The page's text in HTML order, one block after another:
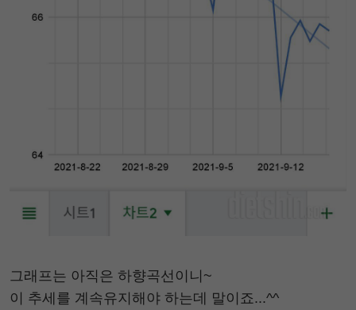
그래프는 아직은 하향곡선이니~
이 추세를 계속유지해야 하는데 말이죠...^^